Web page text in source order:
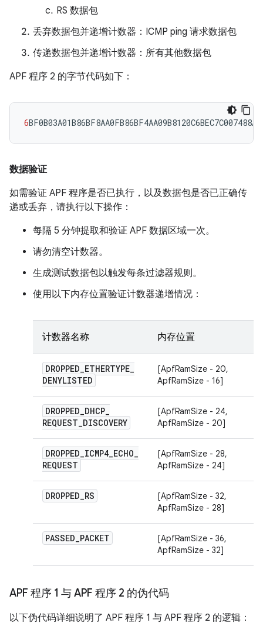
RS 数据包
丢弃数据包并递增计数器：ICMP ping 请求数据包
传递数据包并递增计数器：所有其他数据包
APF 程序 2 的字节代码如下：
6
数据验证
如需验证 APF 程序是否已执行，以及数据包是否已正确传
递或丢弃，请执行以下操作：
每隔 5 分钟提取和验证 APF 数据区域一次。
请勿清空计数器。
生成测试数据包以触发每条过滤器规则。
使用以下内存位置验证计数器递增情况：
计数器名称 内存位置
DROPPED_ETHERTYPE_
DENYLISTED
[ApfRamSize - 20,
ApfRamSize - 16]
DROPPED_DHCP_
REQUEST_DISCOVERY
[ApfRamSize - 24,
ApfRamSize - 20]
DROPPED_ICMP4_ECHO_
REQUEST
[ApfRamSize - 28,
ApfRamSize - 24]
DROPPED_RS
[ApfRamSize - 32,
ApfRamSize - 28]
PASSED_PACKET
[ApfRamSize - 36,
ApfRamSize - 32]
APF 程序 1 与 APF 程序 2 的伪代码
以下伪代码详细说明了 APF 程序 1 与 APF 程序 2 的逻辑：